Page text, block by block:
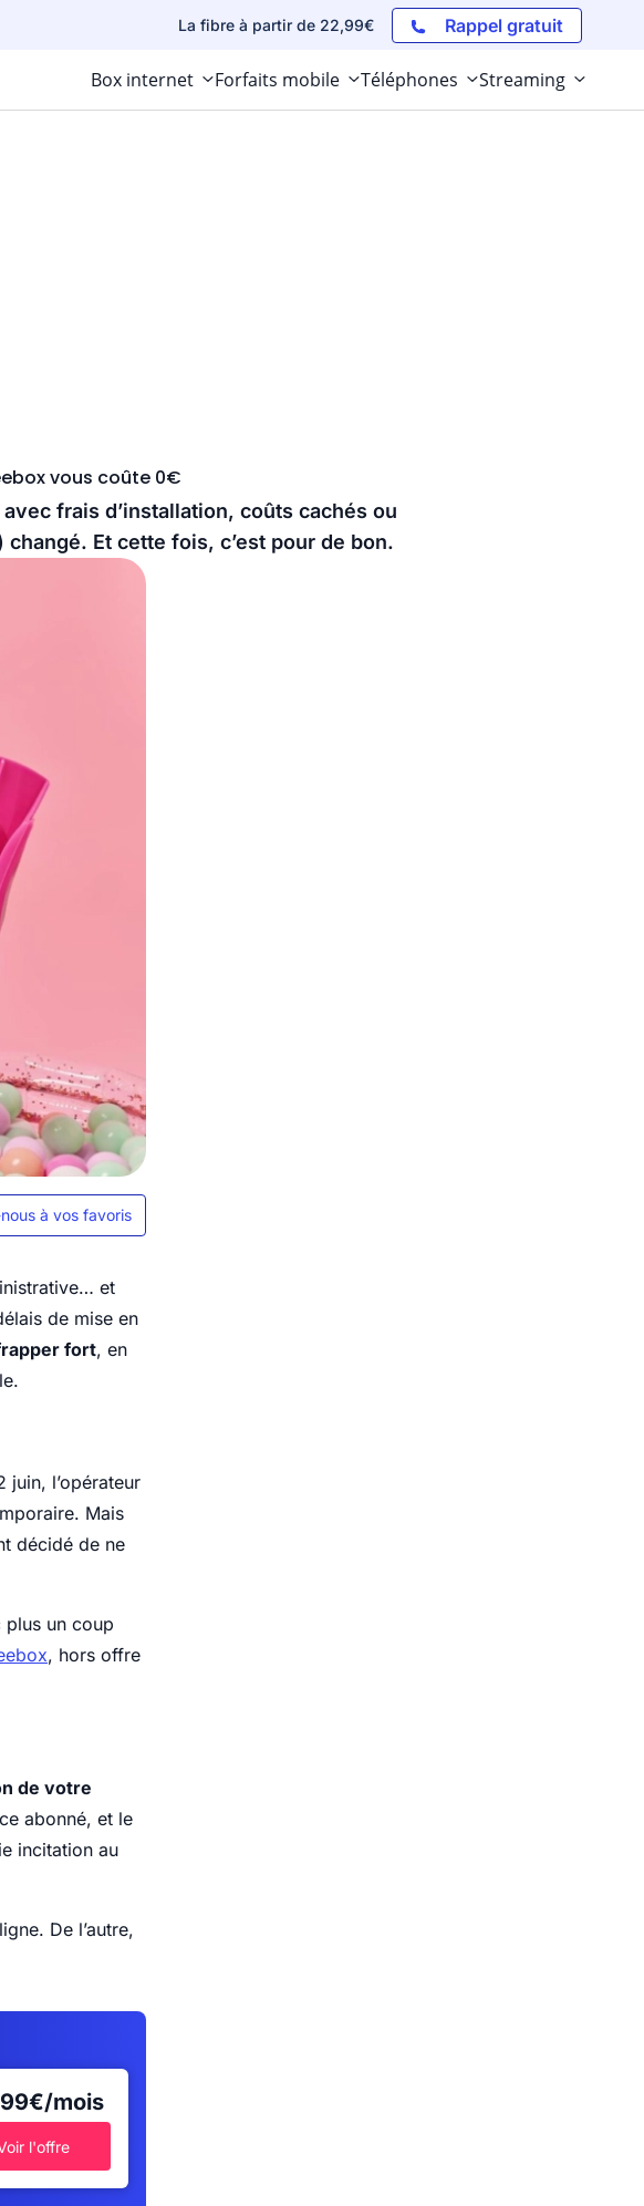
La fibre à partir de 22,99€ Rappel gratuit
Box internet Forfaits mobile Téléphones Streaming
vous coûte 0€
frais d’installation, coûts cachés ou
Et cette fois, c’est pour de bon.
à vos favoris
et
de mise en
fort, en
juin, l’opérateur
Mais
décidé de ne
plus un coup
, hors offre
de votre
abonné, et le
incitation au
De l’autre,
mois
l'offre